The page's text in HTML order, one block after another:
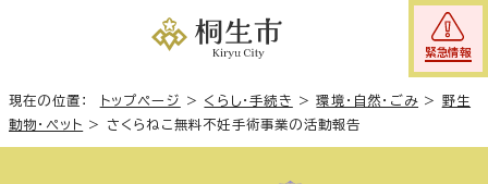
緊急情報
現在の位置： トップページ > くらし・手続き >環境・自然・ごみ > 野生
動物・ペット > さくらねこ無料不妊手術事業の活動報告